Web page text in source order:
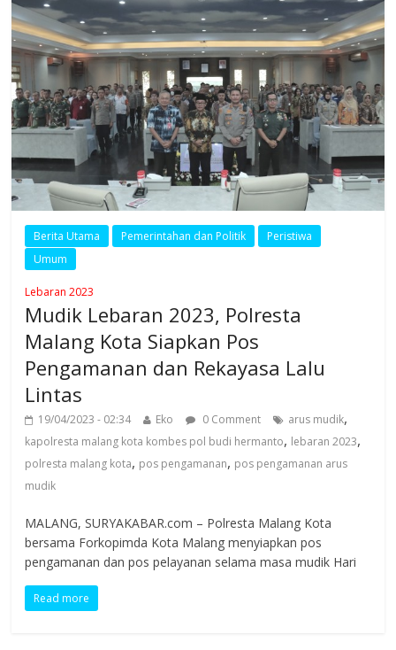
Berita Utama Pemerintahan dan Politik
Peristiwa
Umum
Lebaran 2023
Mudik Lebaran 2023, Polresta
Malang Kota Siapkan Pos
Pengamanan dan Rekayasa Lalu
Lintas
19/04/2023 - 02:34 Eko 0 Comment arus mudik,
kapolresta malang kota kombes pol budi hermanto, lebaran 2023,
polresta malang kota, pos pengamanan, pos pengamanan arus
mudik
MALANG, SURYAKABAR.com – Polresta Malang Kota
bersama Forkopimda Kota Malang menyiapkan pos
pengamanan dan pos pelayanan selama masa mudik Hari
Read more